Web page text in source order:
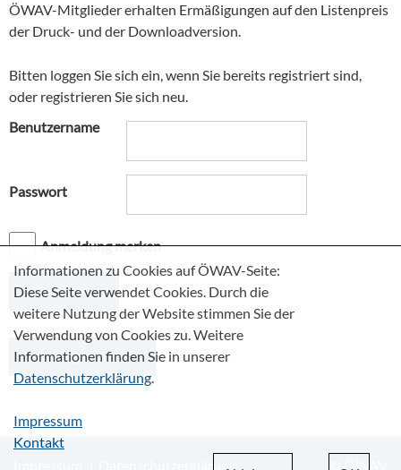
ÖWAV-Mitglieder erhalten Ermäßigungen auf den Listenpreis
der Druck- und der Downloadversion.
Bitten loggen Sie sich ein, wenn Sie bereits registriert sind,
oder registrieren Sie sich neu.
Benutzername
Passwort
Anmeldung merken
Neu registrieren
Datenschutzerklärung © ÖWAV
Informationen zu Cookies auf ÖWAV-Seite:
Diese Seite verwendet Cookies. Durch die
weitere Nutzung der Website stimmen Sie der
Verwendung von Cookies zu. Weitere
Informationen finden Sie in unserer
Datenschutzerklärung.
Impressum
Kontakt